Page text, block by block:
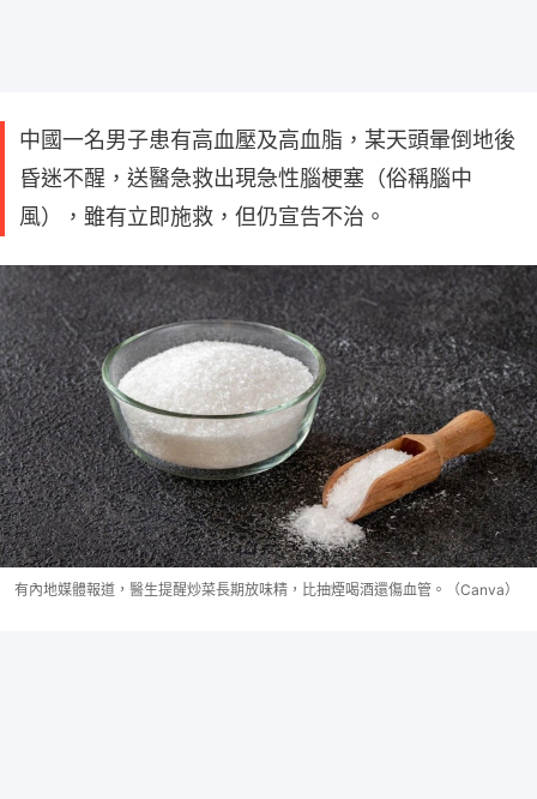
中國一名男子患有高血壓及高血脂，某天頭暈倒地後
昏迷不醒，送醫急救出現急性腦梗塞（俗稱腦中
風），雖有立即施救，但仍宣告不治。
有內地媒體報道，醫生提醒炒菜長期放味精，比抽煙喝酒還傷血管。（Canva）